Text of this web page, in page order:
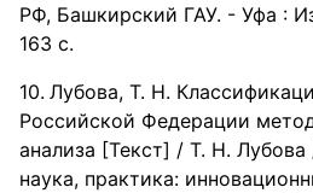
РФ, Башкирский ГАУ. - Уфа :
163 с.
Лубова, Т. Н.
Российской Федерации
анализа [Текст] / Т. Н.
наука, практика: